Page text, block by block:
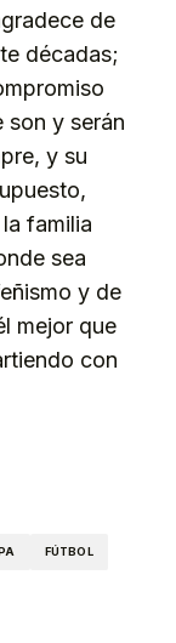
de
décadas;
son y serán
y su
familia
sea
y de
mejor que
con
FÚTBOL